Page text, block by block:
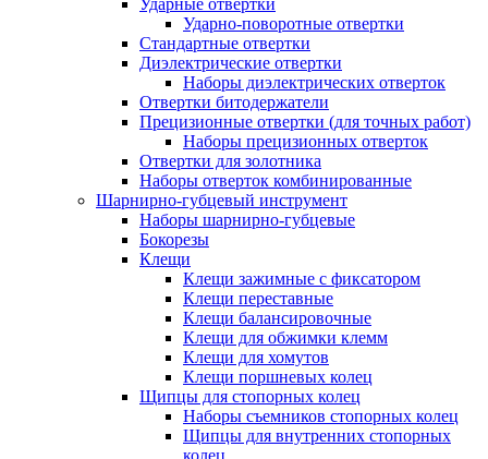
Ударные отвертки
Ударно-поворотные отвертки
Стандартные отвертки
Диэлектрические отвертки
Наборы диэлектрических отверток
Отвертки битодержатели
Прецизионные отвертки (для точных работ)
Наборы прецизионных отверток
Отвертки для золотника
Наборы отверток комбинированные
Шарнирно-губцевый инструмент
Наборы шарнирно-губцевые
Бокорезы
Клещи
Клещи зажимные с фиксатором
Клещи переставные
Клещи балансировочные
Клещи для обжимки клемм
Клещи для хомутов
Клещи поршневых колец
Щипцы для стопорных колец
Наборы съемников стопорных колец
Щипцы для внутренних стопорных
колец